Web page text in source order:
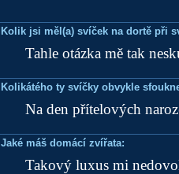
Kolik jsi měl(a) svíček na dortě při
Tahle otázka mě tak
Kolikátého ty svíčky obvykle
Na den přítelových
Jaké máš domácí zvířata:
Takový luxus mi